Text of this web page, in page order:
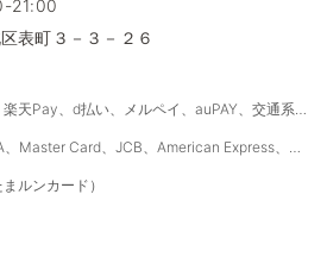
21:00
表町３－３－２６
天Pay、d払い、メルペイ、auPAY、交通系
、Master Card、JCB、American Express、
ルンカード）